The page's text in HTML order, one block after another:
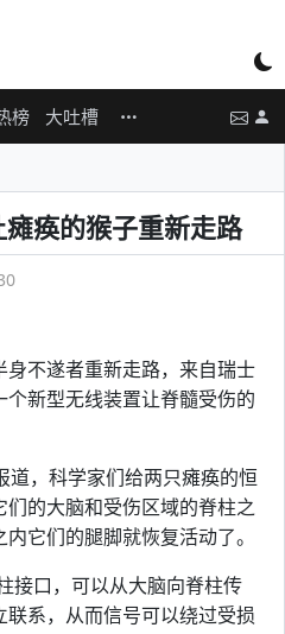
榜 大吐槽
痪的猴子重新走路
不遂者重新走路，来自瑞士
新型无线装置让脊髓受伤的
道，科学家们给两只瘫痪的恒
的大脑和受伤区域的脊柱之
它们的腿脚就恢复活动了。
接口，可以从大脑向脊柱传
系，从而信号可以绕过受损